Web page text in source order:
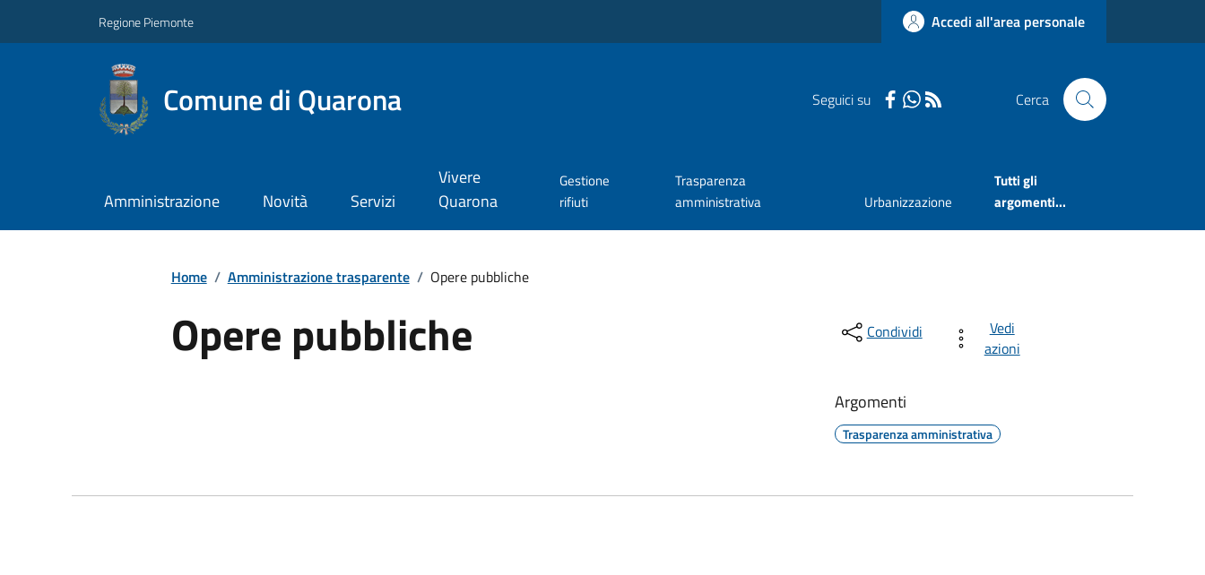
Regione Piemonte Accedi all'area personale
Comune di Quarona Seguici su Cerca
Amministrazione Novità Servizi
Vivere
Quarona
Gestione
rifiuti
Trasparenza
amministrativa
Urbanizzazione
Tutti gli
argomenti...
Home / Amministrazione trasparente / Opere pubbliche
Opere pubbliche Condividi
Vedi
azioni
Argomenti
Trasparenza amministrativa